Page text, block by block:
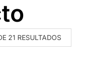
21 RESULTADOS